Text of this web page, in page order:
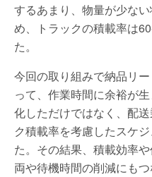
するあまり、物量が少な
め、トラックの積載率は
た。
今回の取り組みで納品リ
って、作業時間に余裕が
化しただけではなく、配
ク積載率を考慮したスケ
た。その結果、積載効率
両や待機時間の削減にも